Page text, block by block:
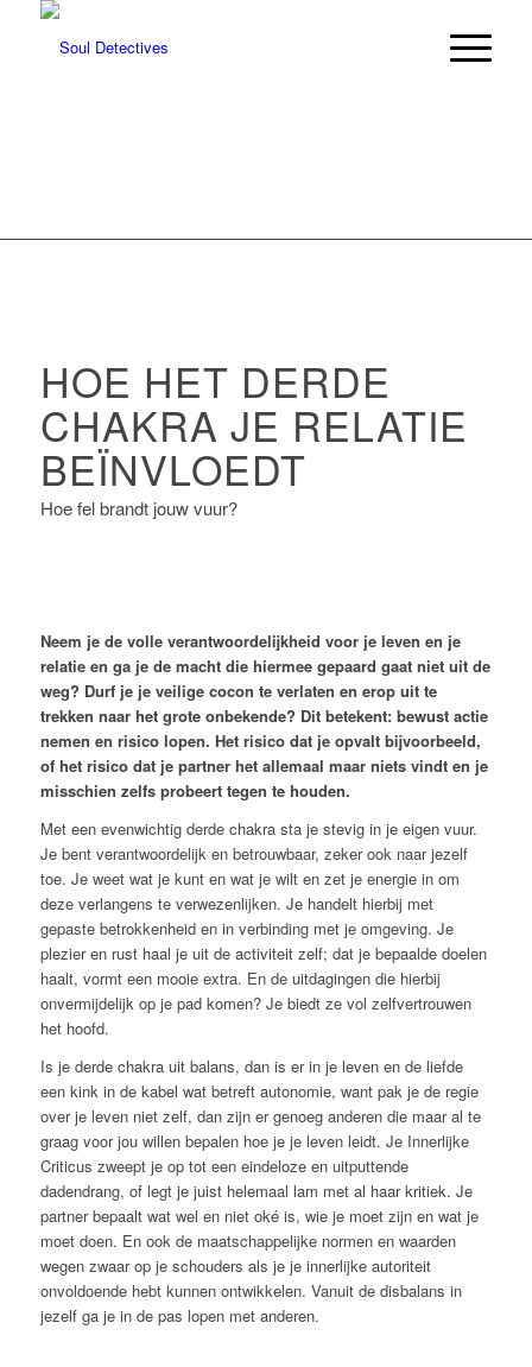
HOE HET DERDE
CHAKRA JE RELATIE
BEÏNVLOEDT
Hoe fel brandt jouw vuur?
Neem je de volle verantwoordelijkheid voor je leven en je
relatie en ga je de macht die hiermee gepaard gaat niet uit de
weg? Durf je je veilige cocon te verlaten en erop uit te
trekken naar het grote onbekende? Dit betekent: bewust actie
nemen en risico lopen. Het risico dat je opvalt bijvoorbeeld,
of het risico dat je partner het allemaal maar niets vindt en je
misschien zelfs probeert tegen te houden.
Met een evenwichtig derde chakra sta je stevig in je eigen vuur.
Je bent verantwoordelijk en betrouwbaar, zeker ook naar jezelf
toe. Je weet wat je kunt en wat je wilt en zet je energie in om
deze verlangens te verwezenlijken. Je handelt hierbij met
gepaste betrokkenheid en in verbinding met je omgeving. Je
plezier en rust haal je uit de activiteit zelf; dat je bepaalde doelen
haalt, vormt een mooie extra. En de uitdagingen die hierbij
onvermijdelijk op je pad komen? Je biedt ze vol zelfvertrouwen
het hoofd.
Is je derde chakra uit balans, dan is er in je leven en de liefde
een kink in de kabel wat betreft autonomie, want pak je de regie
over je leven niet zelf, dan zijn er genoeg anderen die maar al te
graag voor jou willen bepalen hoe je je leven leidt. Je Innerlijke
Criticus zweept je op tot een eindeloze en uitputtende
dadendrang, of legt je juist helemaal lam met al haar kritiek. Je
partner bepaalt wat wel en niet oké is, wie je moet zijn en wat je
moet doen. En ook de maatschappelijke normen en waarden
wegen zwaar op je schouders als je je innerlijke autoriteit
onvoldoende hebt kunnen ontwikkelen. Vanuit de disbalans in
jezelf ga je in de pas lopen met anderen.